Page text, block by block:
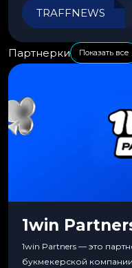
эффективности.
TRAFFNEWS
Партнерки Показать все
1win
1win Partners — это
букмекерской